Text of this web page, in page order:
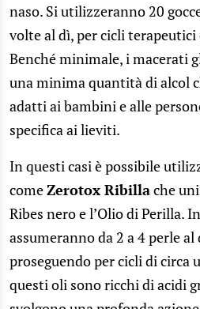
naso. Si utilizzeranno 20
volte al dì, per cicli
Benché minimale, i macerati
una minima quantità di alcol
adatti ai bambini e alle
specifica ai lieviti.
In questi casi è possibile
comeZerotox Ribillache
Ribes nero e l’Olio di Perilla.
assumeranno da 2 a 4 perle
proseguendo per cicli di circa
questi oli sono ricchi di acidi